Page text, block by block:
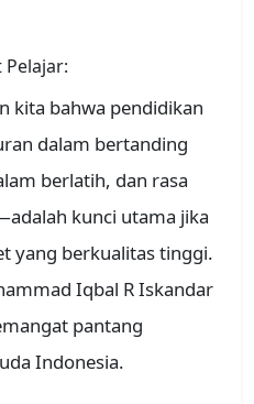
kita bahwa pendidikan
dalam bertanding
berlatih, dan rasa
kunci utama jika
yang berkualitas tinggi.
Iqbal R Iskandar
pantang
Indonesia.